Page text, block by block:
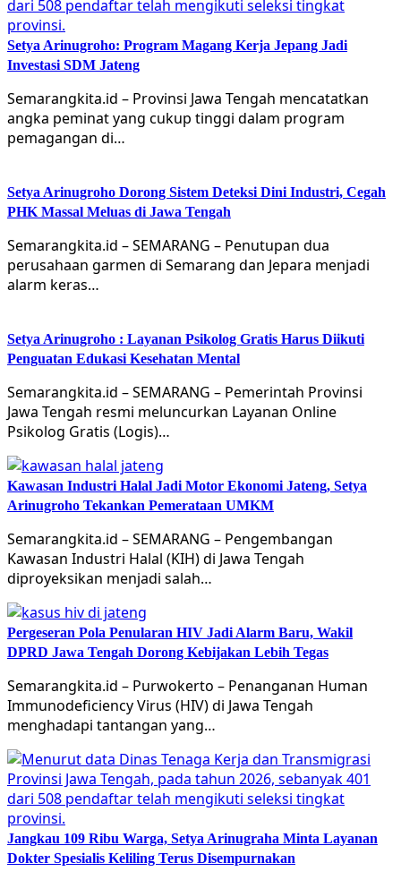
Setya Arinugroho: Program Magang Kerja Jepang Jadi
Investasi SDM Jateng
Semarangkita.id – Provinsi Jawa Tengah mencatatkan
angka peminat yang cukup tinggi dalam program
pemagangan di…
Setya Arinugroho Dorong Sistem Deteksi Dini Industri, Cegah
PHK Massal Meluas di Jawa Tengah
Semarangkita.id – SEMARANG – Penutupan dua
perusahaan garmen di Semarang dan Jepara menjadi
alarm keras…
Setya Arinugroho : Layanan Psikolog Gratis Harus Diikuti
Penguatan Edukasi Kesehatan Mental
Semarangkita.id – SEMARANG – Pemerintah Provinsi
Jawa Tengah resmi meluncurkan Layanan Online
Psikolog Gratis (Logis)…
Kawasan Industri Halal Jadi Motor Ekonomi Jateng, Setya
Arinugroho Tekankan Pemerataan UMKM
Semarangkita.id – SEMARANG – Pengembangan
Kawasan Industri Halal (KIH) di Jawa Tengah
diproyeksikan menjadi salah…
Pergeseran Pola Penularan HIV Jadi Alarm Baru, Wakil
DPRD Jawa Tengah Dorong Kebijakan Lebih Tegas
Semarangkita.id – Purwokerto – Penanganan Human
Immunodeficiency Virus (HIV) di Jawa Tengah
menghadapi tantangan yang…
Jangkau 109 Ribu Warga, Setya Arinugraha Minta Layanan
Dokter Spesialis Keliling Terus Disempurnakan